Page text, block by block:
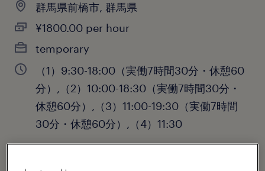
群馬県前橋市, 群馬県
¥1800.00 per hour
temporary
（1）9:30-18:00（実働7時間30分・休憩60
分）,（2）10:00-18:30（実働7時間30分・
休憩60分）,（3）11:00-19:30（実働7時間
30分・休憩60分）,（4）11:30